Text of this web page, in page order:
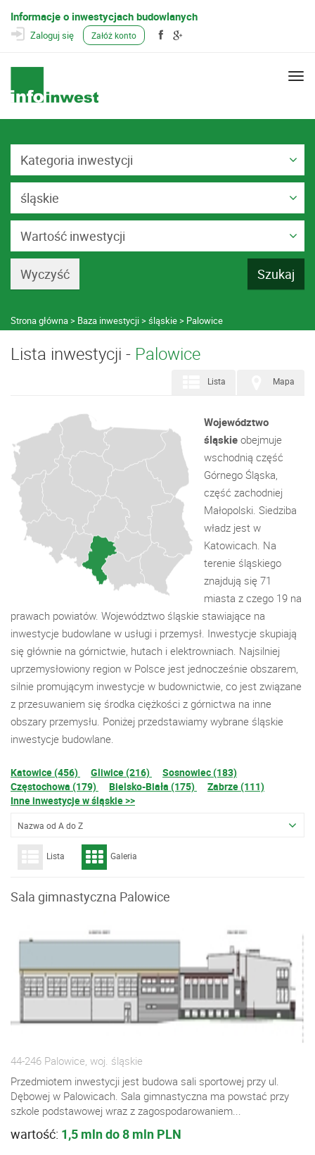
Informacje o inwestycjach budowlanych
Zaloguj się Załóż konto
Kategoria inwestycji
śląskie
Wartość inwestycji
Strona główna Baza inwestycji śląskie Palowice
Lista inwestycji - Palowice
Mapa
Lista
Województwo
śląskie obejmuje
wschodnią część
Górnego Śląska,
część zachodniej
Małopolski. Siedziba
władz jest w
Katowicach. Na
terenie śląskiego
znajdują się 71
miasta z czego 19 na
prawach powiatów. Województwo śląskie stawiające na
inwestycje budowlane w usługi i przemysł. Inwestycje skupiają
się głównie na górnictwie, hutach i elektrowniach. Najsilniej
uprzemysłowiony region w Polsce jest jednocześnie obszarem,
silnie promującym inwestycje w budownictwie, co jest związane
z przesuwaniem się środka ciężkości z górnictwa na inne
obszary przemysłu. Poniżej przedstawiamy wybrane śląskie
inwestycje budowlane.
Katowice (456) Gliwice (216)
Sosnowiec (183)
Częstochowa (179)
Bielsko-Biała (175)
Zabrze (111)
Inne inwestycje w śląskie >>
Nazwa od A do Z
Lista Galeria
Sala gimnastyczna Palowice
44-246 Palowice, woj. śląskie
Przedmiotem inwestycji jest budowa sali sportowej przy ul.
Dębowej w Palowicach. Sala gimnastyczna ma powstać przy
szkole podstawowej wraz z zagospodarowaniem...
wartość: 1,5 mln do 8 mln PLN